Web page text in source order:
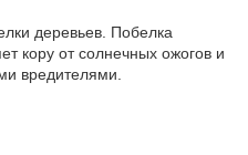
деревьев. Побелка
кору от солнечных ожогов и
вредителями.